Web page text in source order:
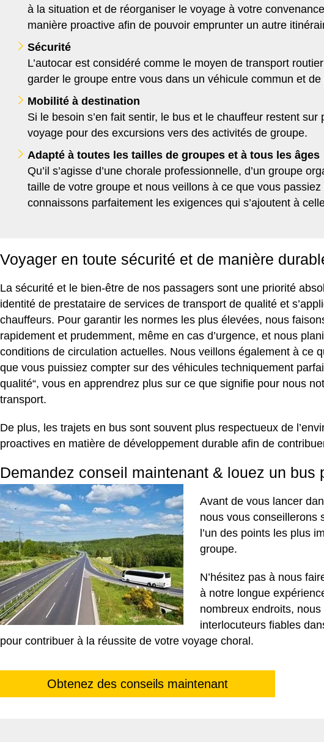
à la situation et de réorganiser le voyage à votre
manière proactive afin de pouvoir emprunter un autre
Sécurité
L’autocar est considéré comme le moyen de transport
garder le groupe entre vous dans un véhicule commun et
Mobilité à destination
Si le besoin s’en fait sentir, le bus et le chauffeur restent
voyage pour des excursions vers des activités de groupe.
Adapté à toutes les tailles de groupes et à tous les âges
Qu’il s’agisse d’une chorale professionnelle, d’un groupe
taille de votre groupe et nous veillons à ce que vous
connaissons parfaitement les exigences qui s’ajoutent à
Voyager en toute sécurité et de manière
La sécurité et le bien-être de nos passagers sont une priorité
identité de prestataire de services de transport de qualité et
chauffeurs. Pour garantir les normes les plus élevées, nous
rapidement et prudemment, même en cas d’urgence, et nous
conditions de circulation actuelles. Nous veillons également à ce
que vous puissiez compter sur des véhicules techniquement
qualité“, vous en apprendrez plus sur ce que signifie pour nous
transport.
De plus, les trajets en bus sont souvent plus respectueux de
proactives en matière de développement durable afin de
Demandez conseil maintenant & louez un bus
Avant de vous lancer
nous vous conseillerons
l’un des points les plus
groupe.
N’hésitez pas à nous
à notre longue
nombreux endroits,
interlocuteurs fiables
pour contribuer à la réussite de votre voyage choral.
Obtenez des conseils maintenant